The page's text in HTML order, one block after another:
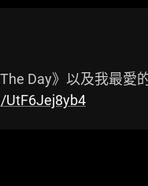
UtF6Jej8yb4